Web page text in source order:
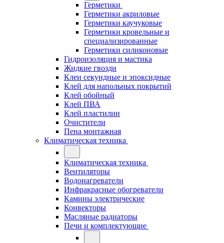
Герметики
Герметики акриловые
Герметики каучуковые
Герметики кровельные и
специализированные
Герметики силиконовые
Гидроизоляция и мастика
Жидкие гвозди
Клеи секундные и эпоксидные
Клей для напольных покрытий
Клей обойный
Клей ПВА
Клей пластилин
Очистители
Пена монтажная
Климатическая техника
Климатическая техника
Вентиляторы
Водонагреватели
Инфракрасные обогреватели
Камины электрические
Конвекторы
Масляные радиаторы
Печи и комплектующие